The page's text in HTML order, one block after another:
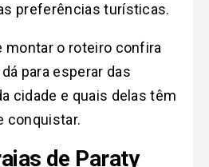
preferências turísticas.
montar o roteiro confira
para esperar das
cidade e quais delas têm
conquistar.
de Paraty